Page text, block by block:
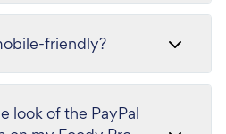
friendly?
look of the PayPal